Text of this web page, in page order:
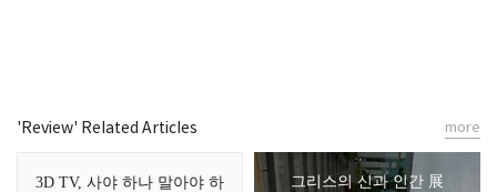
'Review' Related Articles
3D TV, 사야 하나 말아야 하
그리스의 신과 인간 展
more